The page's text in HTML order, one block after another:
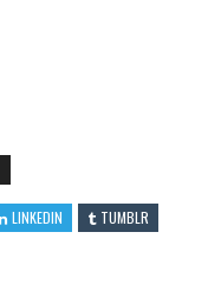
LINKEDIN
TUMBLR